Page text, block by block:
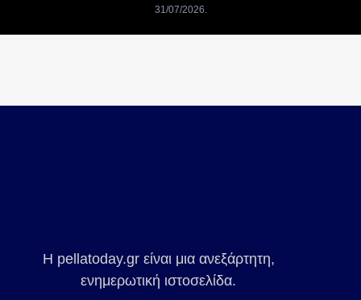
31/07/2026
Η pellatoday.gr είναι μια ανεξάρτητη,
ενημερωτική ιστοσελίδα.